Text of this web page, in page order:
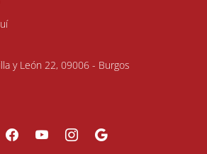
y León 22, 09006 - Burgos